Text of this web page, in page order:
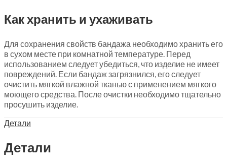
Как хранить и ухаживать
Для сохранения свойств бандажа необходимо хранить его
в сухом месте при комнатной температуре. Перед
использованием следует убедиться, что изделие не имеет
повреждений. Если бандаж загрязнился, его следует
очистить мягкой влажной тканью с применением мягкого
моющего средства. После очистки необходимо тщательно
просушить изделие.
Детали
Детали